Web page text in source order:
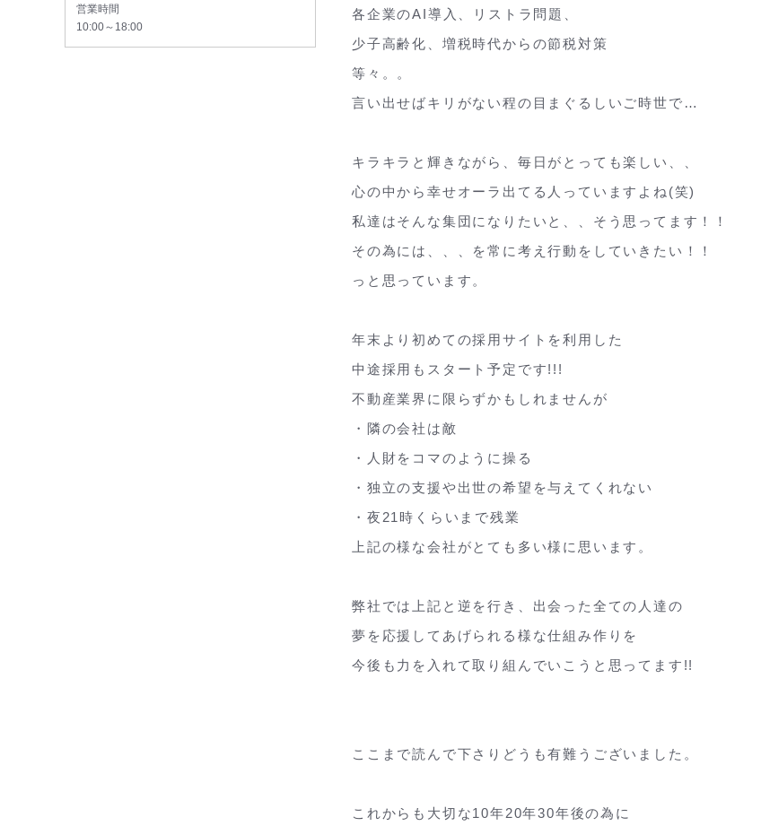
各企業のAI導入、リストラ問題、
少子高齢化、増税時代からの節税対策
等々。。
言い出せばキリがない程の目まぐるしいご時世で…
キラキラと輝きながら、毎日がとっても楽しい、、
心の中から幸せオーラ出てる人っていますよね(笑)
私達はそんな集団になりたいと、、そう思ってます！！
その為には、、、を常に考え行動をしていきたい！！
っと思っています。
年末より初めての採用サイトを利用した
中途採用もスタート予定です!!!
不動産業界に限らずかもしれませんが
・隣の会社は敵
・人財をコマのように操る
・独立の支援や出世の希望を与えてくれない
・夜21時くらいまで残業
上記の様な会社がとても多い様に思います。
弊社では上記と逆を行き、出会った全ての人達の
夢を応援してあげられる様な仕組み作りを
今後も力を入れて取り組んでいこうと思ってます!!
ここまで読んで下さりどうも有難うございました。
これからも大切な10年20年30年後の為に
営業時間
10:00～18:00